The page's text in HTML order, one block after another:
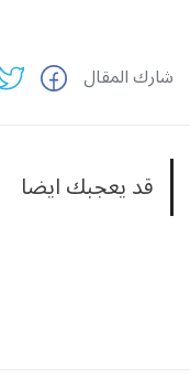
شارك المقال
قد يعجبك ايضا